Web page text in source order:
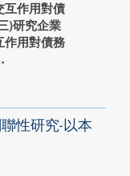
互作用對債
)研究企業
作用對債務
性研究-以本